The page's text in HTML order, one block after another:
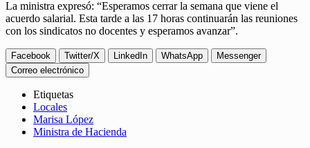
La ministra expresó: “Esperamos cerrar la semana que viene el
acuerdo salarial. Esta tarde a las 17 horas continuarán las reuniones
con los sindicatos no docentes y esperamos avanzar”.
Facebook Twitter/X LinkedIn WhatsApp
Messenger
Correo electrónico
Etiquetas
Locales
Marisa López
Ministra de Hacienda